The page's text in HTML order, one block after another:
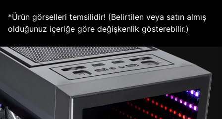
*Ürün görselleri temsilidir! (Belirtilen veya satın almış
olduğunuz içeriğe göre değişkenlik gösterebilir.)